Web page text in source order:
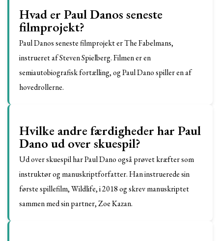
Hvad er Paul Danos seneste
filmprojekt?
Paul Danos seneste filmprojekt er The Fabelmans,
instrueret af Steven Spielberg. Filmen er en
semiautobiografisk fortælling, og Paul Dano spiller en af
hovedrollerne.
Hvilke andre færdigheder har Paul
Dano ud over skuespil?
Ud over skuespil har Paul Dano også prøvet kræfter som
instruktør og manuskriptforfatter. Han instruerede sin
første spillefilm, Wildlife, i 2018 og skrev manuskriptet
sammen med sin partner, Zoe Kazan.